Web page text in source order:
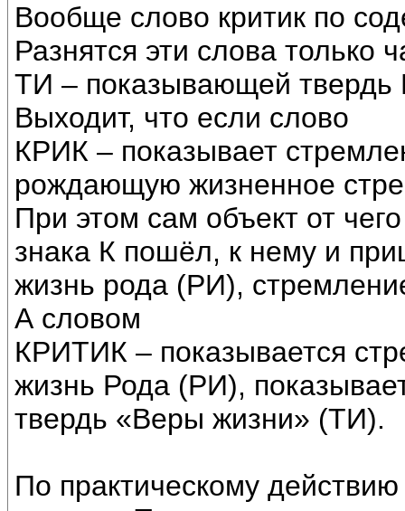
Вообще слово критик по
Разнятся эти слова только
ТИ – показывающей твердь
Выходит, что если слово
КРИК – показывает
рождающую жизненное
При этом сам объект от
знака К пошёл, к нему и
жизнь рода (РИ),
А словом
КРИТИК – показывается
жизнь Рода (РИ),
твердь «Веры жизни» (ТИ).
По практическому